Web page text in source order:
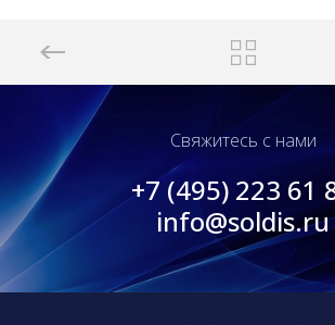
Свяжитесь с нами
+7 (495) 223 61
info@soldis.ru